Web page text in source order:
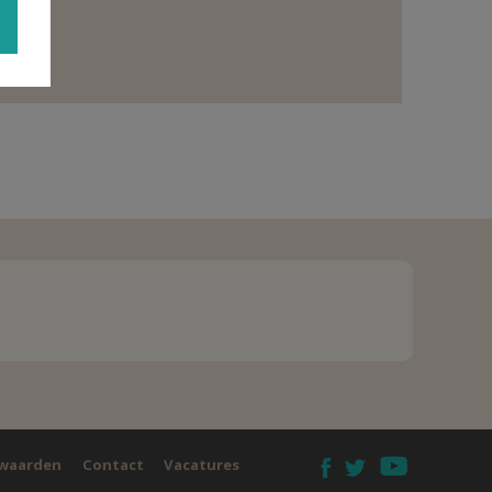
Vacatures
Contact